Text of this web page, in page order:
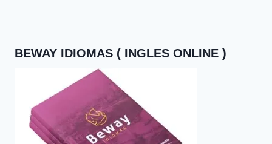
BEWAY IDIOMAS ( INGLES ONLINE )